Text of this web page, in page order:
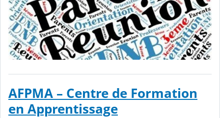
AFPMA – Centre de Formation
en Apprentissage